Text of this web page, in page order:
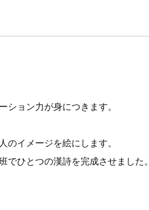
ション力が身につきます。
イメージを絵にします。
ひとつの漢詩を完成させました。